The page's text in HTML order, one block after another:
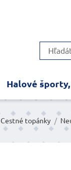
Halové športy,
Cestné topánky /